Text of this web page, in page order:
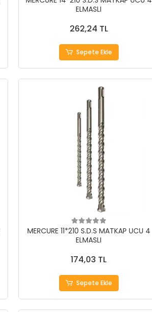
ELMASLI
262,24 TL
Sepete Ekle
MERCURE 11*210 S.D.S MATKAP UCU 4
ELMASLI
174,03 TL
Sepete Ekle